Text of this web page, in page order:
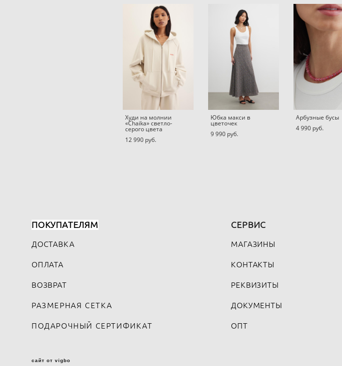
Худи на молнии
«Chaika» светло-
серого цвета
12 990 pуб.
Юбка макси в
цветочек
9 990 pуб.
Арбузные бусы
4 990 pуб.
ПОКУПАТЕЛЯМ
ДОСТАВКА
ОПЛАТА
ВОЗВРАТ
РАЗМЕРНАЯ СЕТКА
ПОДАРОЧНЫЙ СЕРТИФИКАТ
СЕРВИС
МАГАЗИНЫ
КОНТАКТЫ
РЕКВИЗИТЫ
ДОКУМЕНТЫ
ОПТ
сайт от vigbo